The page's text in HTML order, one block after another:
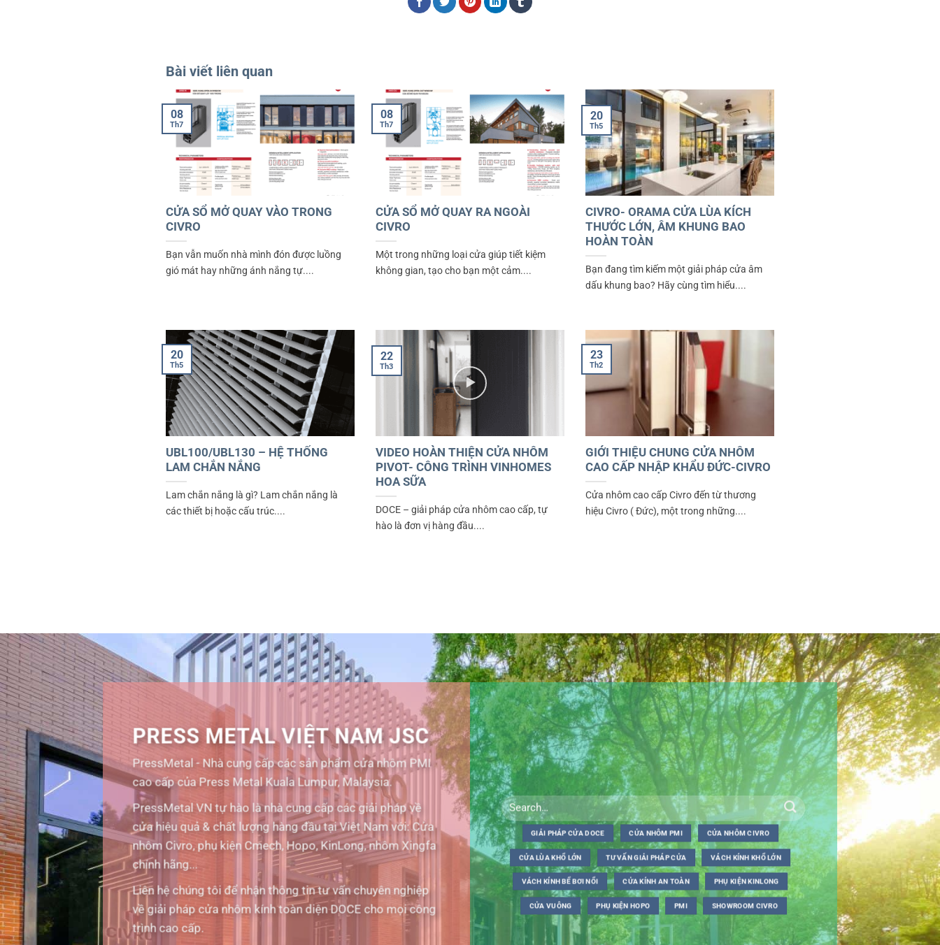
Bài viết liên quan
CỬA SỔ MỞ QUAY VÀO TRONG
CIVRO
Bạn vẫn muốn nhà mình đón được luồng
gió mát hay những ánh nắng tự....
08
Th7
CỬA SỔ MỞ QUAY RA NGOÀI
CIVRO
Một trong những loại cửa giúp tiết kiệm
không gian, tạo cho bạn một cảm....
08
Th7
CIVRO- ORAMA CỬA LÙA KÍCH
THƯỚC LỚN, ÂM KHUNG BAO
HOÀN TOÀN
Bạn đang tìm kiếm một giải pháp cửa âm
dấu khung bao? Hãy cùng tìm hiểu....
20
Th5
UBL100/UBL130 – HỆ THỐNG
LAM CHẮN NẮNG
Lam chắn nắng là gì? Lam chắn nắng là
các thiết bị hoặc cấu trúc....
20
Th5
VIDEO HOÀN THIỆN CỬA NHÔM
PIVOT- CÔNG TRÌNH VINHOMES
HOA SỮA
DOCE – giải pháp cửa nhôm cao cấp, tự
hào là đơn vị hàng đầu....
22
Th3
GIỚI THIỆU CHUNG CỬA NHÔM
CAO CẤP NHẬP KHẨU ĐỨC-CIVRO
Cửa nhôm cao cấp Civro đến từ thương
hiệu Civro ( Đức), một trong những....
23
Th2
PRESS METAL VIỆT NAM JSC
PressMetal - Nhà cung cấp các sản phẩm cửa nhôm PMI
cao cấp của Press Metal Kuala Lumpur, Malaysia.
PressMetal VN tự hào là nhà cung cấp các giải pháp về
cửa hiệu quả & chất lượng hàng đầu tại Việt Nam với: Cửa
nhôm Civro, phụ kiện Cmech, Hopo, KinLong, nhôm Xingfa
chính hãng...
Liên hệ chúng tôi để nhận thông tin tư vấn chuyên nghiệp
về giải pháp cửa nhôm kính toàn diện DOCE cho mọi công
trình cao cấp.
GIẢI PHÁP CỬA DOCE CỬA NHÔM PMI CỬA NHÔM CIVRO
CỬA LÙA KHỔ LỚN TƯ VẤN GIẢI PHÁP CỬA VÁCH KÍNH KHỔ LỚN
VÁCH KÍNH BỂ BƠI NỔI CỬA KÍNH AN TOÀN PHỤ KIỆN KINLONG
CỬA VUÔNG PHỤ KIỆN HOPO PMI SHOWROOM CIVRO